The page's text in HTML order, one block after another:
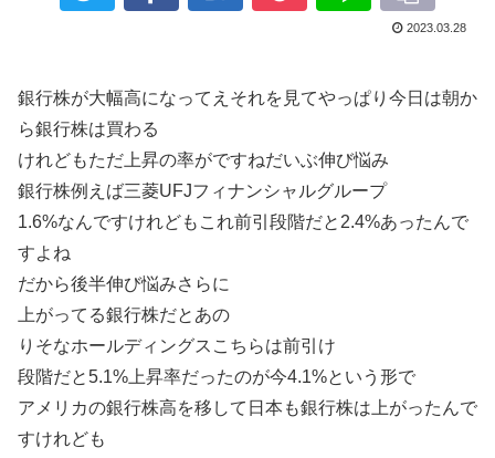
2023.03.28
銀行株が大幅高になってえそれを見てやっぱり今日は朝か
ら銀行株は買わる
けれどもただ上昇の率がですねだいぶ伸び悩み
銀行株例えば三菱UFJフィナンシャルグループ
1.6%なんですけれどもこれ前引段階だと2.4%あったんで
すよね
だから後半伸び悩みさらに
上がってる銀行株だとあの
りそなホールディングスこちらは前引け
段階だと5.1%上昇率だったのが今4.1%という形で
アメリカの銀行株高を移して日本も銀行株は上がったんで
すけれども